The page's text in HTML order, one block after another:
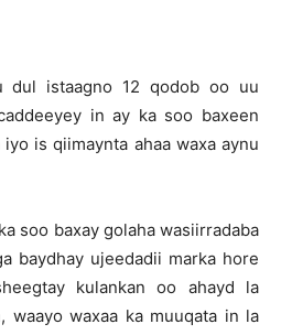
dul istaagno 12 qodob oo uu
in ay ka soo baxeen
is qiimaynta ahaa waxa aynu
soo baxay golaha wasiirradaba
baydhay ujeedadii marka hore
kulankan oo ahayd la
waayo waxaa ka muuqata in la